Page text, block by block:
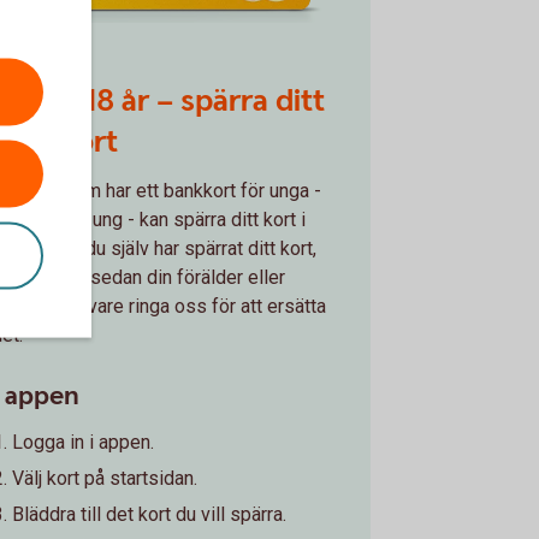
Under 18 år – spärra ditt
Även du som har ett bankkort för unga -
ung - kan spärra ditt kort i
appen. Om du själv har spärrat ditt kort,
så behöver sedan din förälder eller
vårdnadshavare ringa oss för att ersätta
appen
Logga in i appen.
Välj kort på startsidan.
Bläddra till det kort du vill spärra.